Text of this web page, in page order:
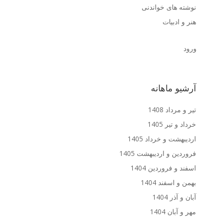
نوشته های خواندنی
هنر و ادبیات
ورود
آرشیو ماهانه
تیر و مرداد 1408
خرداد و تیر 1405
اردیبهشت و خرداد 1405
فروردین و اردیبهشت 1405
اسفند و فروردین 1404
بهمن و اسفند 1404
آبان و آذر 1404
مهر و آبان 1404